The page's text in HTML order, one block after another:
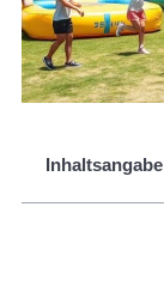
Inhaltsangabe